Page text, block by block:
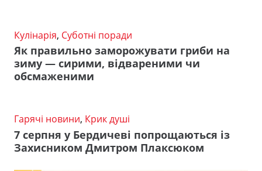
Кулінарія, Суботні поради
Як правильно заморожувати гриби на
зиму — сирими, відвареними чи
обсмаженими
Гарячі новини, Крик душі
7 серпня у Бердичеві попрощаються із
Захисником Дмитром Плаксюком